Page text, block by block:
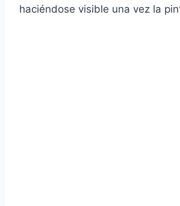
haciéndose visible una vez la